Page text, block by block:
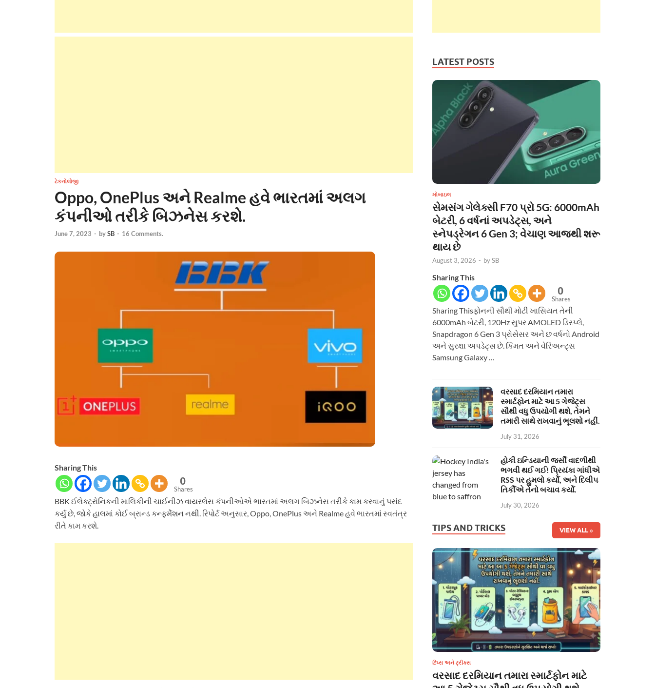
ટેકનોલોજી
Oppo, OnePlus અને Realme હવે ભારતમાં અલગ
કંપનીઓ તરીકે બિઝનેસ કરશે.
June 7, 2023 - bySB - 16 Comments.
Sharing This
0
Shares
BBK ઈલેક્ટ્રોનિકની માલિકીની ચાઈનીઝ વાયરલેસ કંપનીઓએ ભારતમાં અલગ બિઝનેસ તરીકે કામ કરવાનું પસંદ
કર્યું છે, જોકે હાલમાં કોઈ બ્રાન્ડ કન્ફર્મેશન નથી. રિપોર્ટ અનુસાર, Oppo, OnePlus અને Realme હવે ભારતમાં સ્વતંત્ર
રીતે કામ કરશે.
LATEST POSTS
મોબાઇલ
સેમસંગ ગેલેક્સી F70 પ્રો 5G: 6000mAh
બેટરી, 6 વર્ષનાં અપડેટ્સ, અને
સ્નેપડ્રેગન 6 Gen 3; વેચાણ આજથી શરૂ
થાય છે
August 3, 2026 - bySB
Sharing This
0
Shares
Sharing Thisફોનની સૌથી મોટી ખાસિયત તેની
6000mAh બેટરી, 120Hz સુપર AMOLED ડિસ્પ્લે,
Snapdragon 6 Gen 3 પ્રોસેસર અને છ વર્ષનો Android
અને સુરક્ષા અપડેટ્સ છે. કિંમત અને વેરિઅન્ટ્સ
Samsung Galaxy …
વરસાદ દરમિયાન તમારા
સ્માર્ટફોન માટે આ 5 ગેજેટ્સ
સૌથી વધુ ઉપયોગી થશે, તેમને
તમારી સાથે રાખવાનું ભૂલશો નહીં.
July 31, 2026
હોકી ઇન્ડિયાની જર્સી વાદળીથી
ભગવી થઈ ગઈ! પ્રિયંકા ગાંધીએ
RSS પર હુમલો કર્યો, અને દિલીપ
તિર્કીએ તેનો બચાવ કર્યો.
July 30, 2026
TIPS AND TRICKS VIEW ALL
ટિપ્સ અને ટ્રીક્સ
વરસાદ દરમિયાન તમારા સ્માર્ટફોન માટે